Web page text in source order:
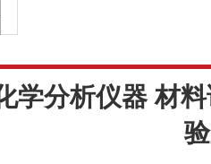
学分析仪器 材